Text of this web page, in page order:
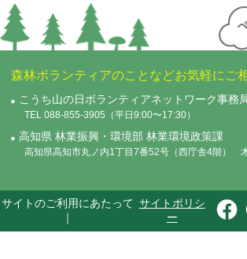
森林ボランティアのことなどお気軽にご
こうち山の日ボランティアネットワーク事務
TEL 088-855-3905（平日9:00〜17:30）
高知県 林業振興・環境部 林業環境政策課
高知県高知市丸ノ内1丁目7番52号（西庁舎4階）
サイトのご利用にあたって
｜
サイトポリシ
ー